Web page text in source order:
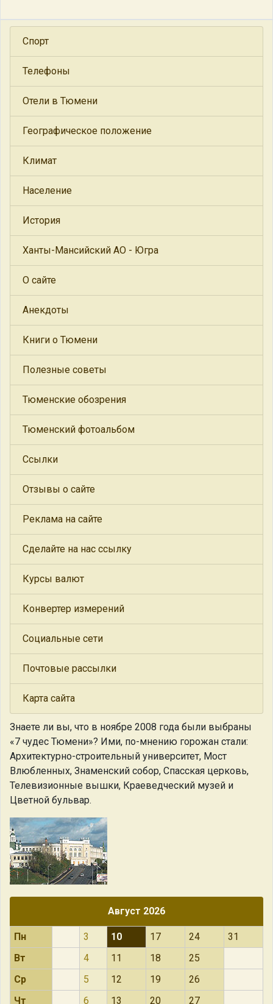
Спорт
Телефоны
Отели в Тюмени
Географическое положение
Климат
Население
История
Ханты-Мансийский АО - Югра
О сайте
Анекдоты
Книги о Тюмени
Полезные советы
Тюменские обозрения
Тюменский фотоальбом
Ссылки
Отзывы о сайте
Реклама на сайте
Сделайте на нас ссылку
Курсы валют
Конвертер измерений
Социальные сети
Почтовые рассылки
Карта сайта
Знаете ли вы, что в ноябре 2008 года были выбраны
«7 чудес Тюмени»? Ими, по-мнению горожан стали:
Архитектурно-строительный университет, Мост
Влюбленных, Знаменский собор, Спасская церковь,
Телевизионные вышки, Краеведческий музей и
Цветной бульвар.
Август 2026
Пн 3 10 17 24
31
Вт
4 11 18
25
Ср
5 12 19
26
Чт
6 13 20 27